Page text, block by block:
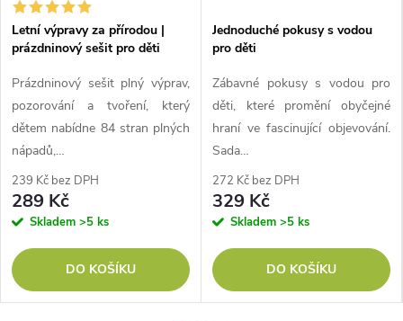
m
a
l
é
i
v
e
l
Letní výpravy za přírodou |
prázdninový sešit pro děti
Prázdninový sešit plný výprav,
pozorování a tvoření, který
dětem nabídne 84 stran plných
nápadů,…
239 Kč bez DPH
289 Kč
Skladem >5 ks
DO KOŠÍKU
Jednoduché pokusy s vodou
pro děti
Zábavné pokusy s vodou pro
děti, které promění obyčejné
hraní ve fascinující objevování.
Sada…
272 Kč bez DPH
329 Kč
Skladem >5 ks
DO KOŠÍKU